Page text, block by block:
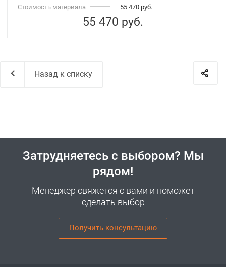
Стоимость материала 55 470 руб.
55 470 руб.
Назад к списку
Затрудняетесь с выбором? Мы
рядом!
Менеджер свяжется с вами и поможет
сделать выбор
Получить консультацию